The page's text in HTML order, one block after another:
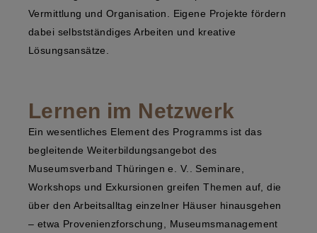
Vermittlung und Organisation. Eigene Projekte fördern
dabei selbstständiges Arbeiten und kreative
Lösungsansätze.
Lernen im Netzwerk
Ein wesentliches Element des Programms ist das
begleitende Weiterbildungsangebot des
Museumsverband Thüringen e. V.. Seminare,
Workshops und Exkursionen greifen Themen auf, die
über den Arbeitsalltag einzelner Häuser hinausgehen
– etwa Provenienzforschung, Museumsmanagement